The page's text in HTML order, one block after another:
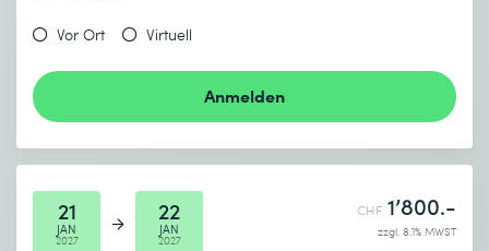
Vor Ort Virtuell
Anmelden
21
JAN
2027
22
JAN
2027
CHF 1’800.-
zzgl. 8.1% MWST